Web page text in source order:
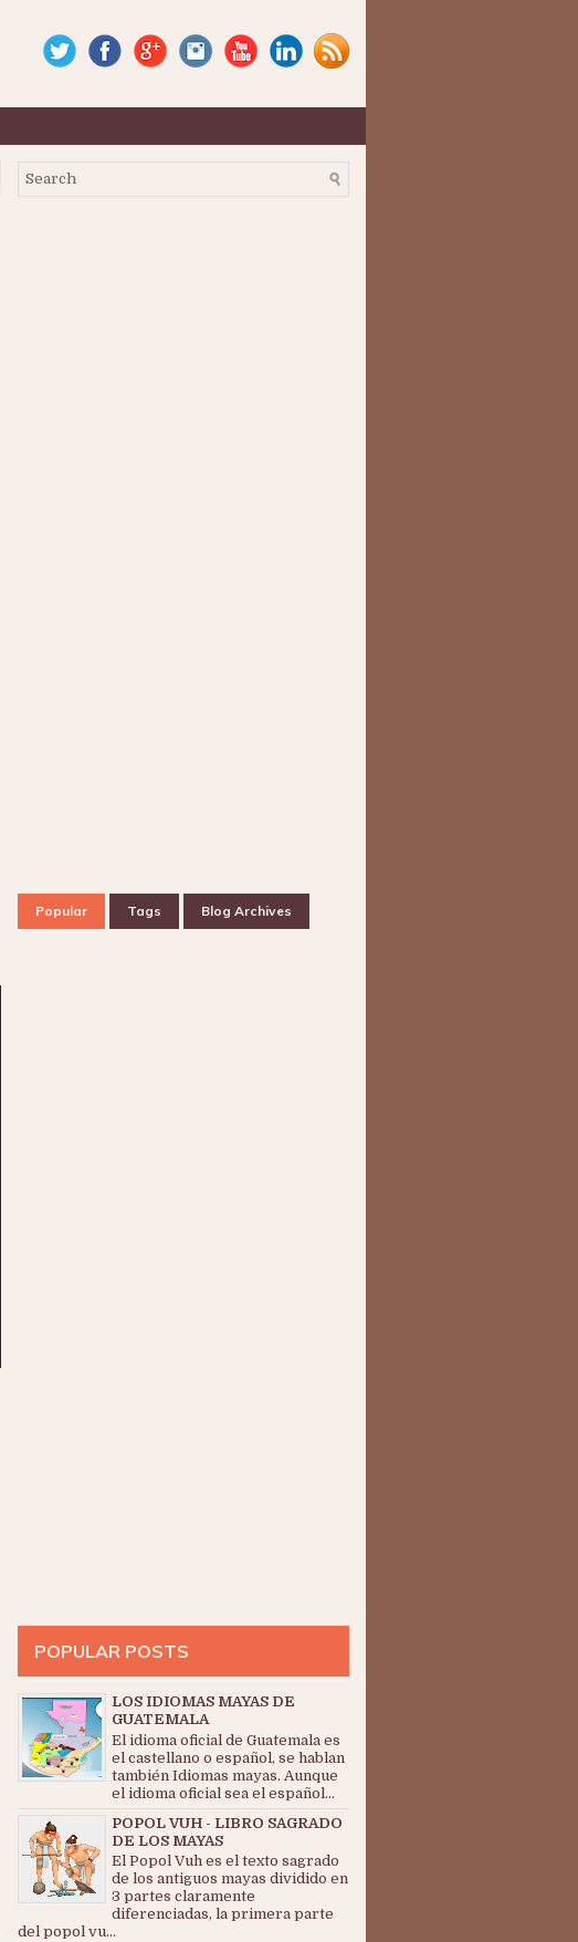
Popular Tags Blog Archives
POPULAR POSTS
LOS IDIOMAS MAYAS DE
GUATEMALA
El idioma oficial de Guatemala es
el castellano o español, se hablan
también Idiomas mayas. Aunque
el idioma oficial sea el español...
POPOL VUH - LIBRO SAGRADO
DE LOS MAYAS
El Popol Vuh es el texto sagrado
de los antiguos mayas dividido en
3 partes claramente
diferenciadas, la primera parte
del popol vu...